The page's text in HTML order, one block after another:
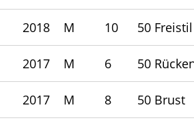
2018 M 10 50 Freistil
2017 M 6 50
2017 M 8 50 Brust